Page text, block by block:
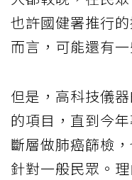
也許國健署推行
而言，可能還有一
但是，高科技儀
的項目，直到今
斷層做肺癌篩檢
針對一般民眾。